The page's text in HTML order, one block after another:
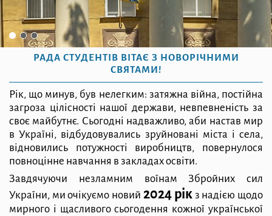
РАДА СТУДЕНТІВ ВІТАЄ З НОВОРІЧНИМИ
СВЯТАМИ!
Рік, що минув, був нелегким: затяжна війна, постійна
загроза цілісності нашої держави, невпевненість за
своє майбутнє. Сьогодні надважливо, аби настав мир
в Україні, відбудовувались зруйновані міста і села,
відновились потужності виробництв, повернулося
повноцінне навчання в закладах освіти.
Завдячуючи незламним воїнам Збройних сил
України, ми очікуємо новий 2024 рік з надією щодо
мирного і щасливого сьогодення кожної української